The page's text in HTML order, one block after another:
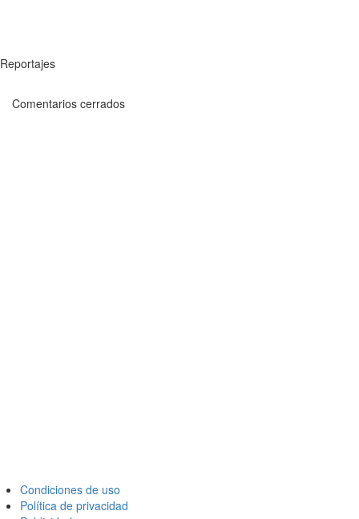
Reportajes
Comentarios cerrados
Condiciones de uso
Política de privacidad